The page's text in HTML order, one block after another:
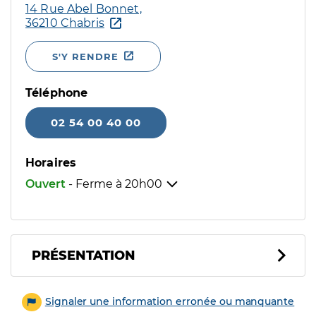
14 Rue Abel Bonnet,
36210 Chabris
S'Y RENDRE
Téléphone
02 54 00 40 00
Horaires
Ouvert - Ferme à 20h00
PRÉSENTATION
Signaler une information erronée ou manquante